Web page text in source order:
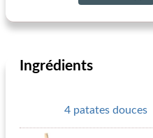
Ingrédients
4 patates douces